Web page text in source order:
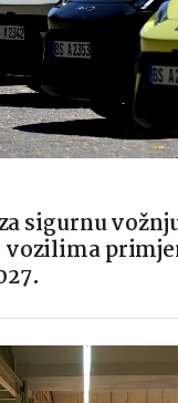
sigurnu